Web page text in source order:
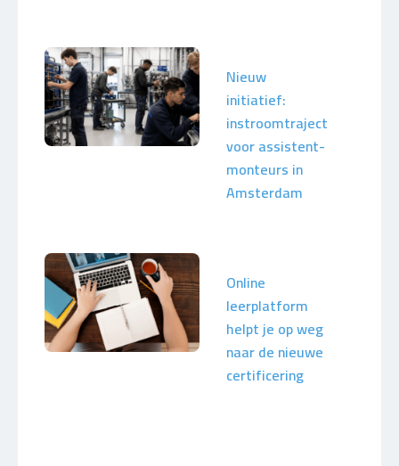
Nieuw
initiatief:
instroomtraject
voor assistent-
monteurs in
Amsterdam
Online
leerplatform
helpt je op weg
naar de nieuwe
certificering